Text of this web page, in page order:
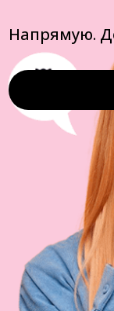
Напрямую.